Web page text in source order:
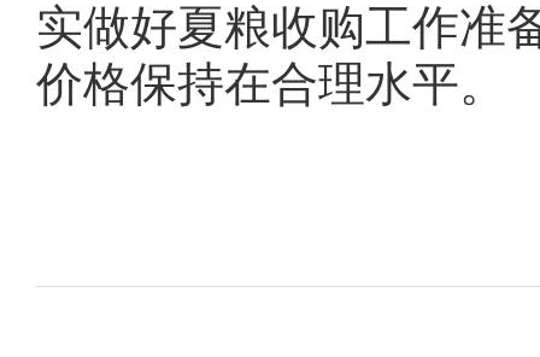
实做好夏粮收购工作准
价格保持在合理水平。